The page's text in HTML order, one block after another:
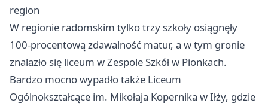
region
W regionie radomskim tylko trzy szkoły osiągnęły
100-procentową zdawalność matur, a w tym gronie
znalazło się liceum w Zespole Szkół w Pionkach.
Bardzo mocno wypadło także Liceum
Ogólnokształcące im. Mikołaja Kopernika w Iłży, gdzie